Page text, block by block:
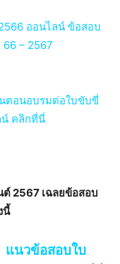
ออนไลน์ ข้อสอบ
– 2567
ตอนอบรมต่อใบขับขี่
คลิกที่นี่
2567 เฉลยข้อสอบ
นี้
แนวข้อสอบใบ